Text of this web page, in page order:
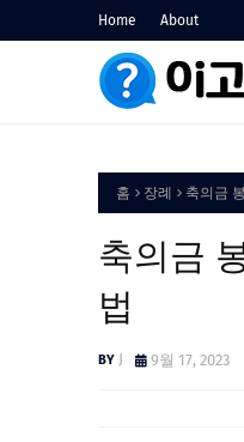
Home About
홈 장례 축의금
축의금
법
J 9월 17, 2023